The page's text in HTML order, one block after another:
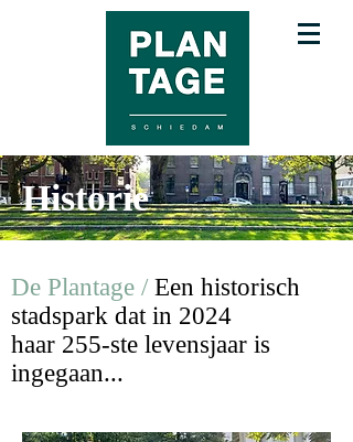
Historie
De Plantage / Een historisch
stadspark dat in 2024
haar 255-ste levensjaar is
ingegaan...